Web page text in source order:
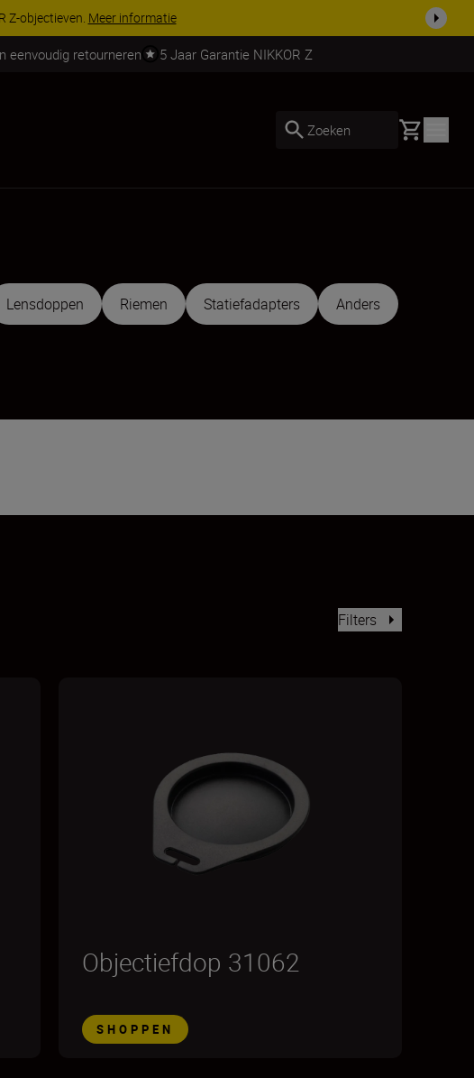
kit vandaag nog compleetKoop nu
eenvoudig retourneren 5 Jaar Garantie NIKKOR Z
Zoeken Basket
Lensdoppen Riemen Statiefadapters Anders
Filters
Objectiefdop 31062
SHOPPEN